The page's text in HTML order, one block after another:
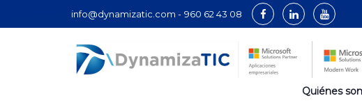
info@dynamizatic.com - 960 62 43 08
Quiénes